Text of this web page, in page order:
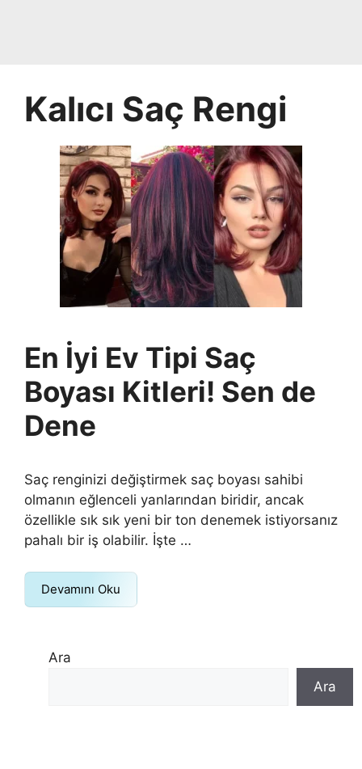
Kalıcı Saç Rengi
En İyi Ev Tipi Saç
Boyası Kitleri! Sen de
Dene
Saç renginizi değiştirmek saç boyası sahibi
olmanın eğlenceli yanlarından biridir, ancak
özellikle sık sık yeni bir ton denemek istiyorsanız
pahalı bir iş olabilir. İşte …
Devamını Oku
Ara
Ara